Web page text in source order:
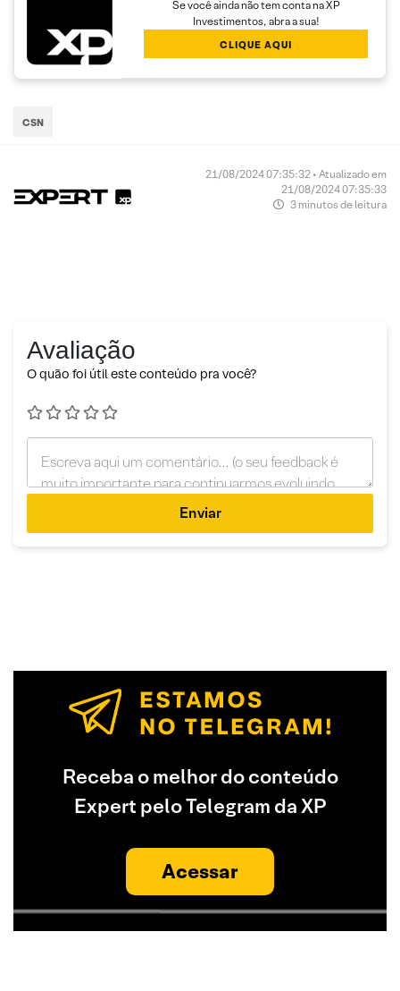
Se você ainda não tem conta na XP
Investimentos, abra a sua!
CLIQUE AQUI
CSN
21/08/2024 07:35:32 • Atualizado em
21/08/2024 07:35:33
3 minutos de leitura
Avaliação
O quão foi útil este conteúdo pra você?
Enviar
Receba o melhor do conteúdo
Expert pelo Telegram da XP
Acessar